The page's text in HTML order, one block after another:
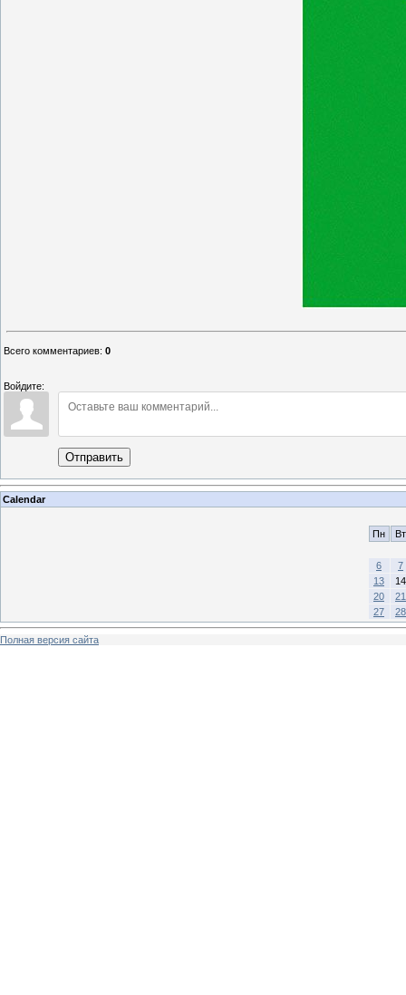
Всего комментариев: 0
Войдите:
Отправить
Calendar
Пн Вт
6
7
13
14
20
21
27
28
Полная версия сайта